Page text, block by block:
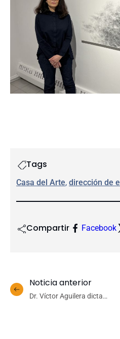
Tags
Casa del Arte, dirección de
Compartir Facebook
Noticia anterior
Dr. Víctor Aguilera dicta